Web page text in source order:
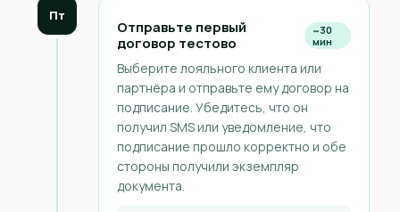
Пт
Отправьте первый
договор тестово
~30
мин
Выберите лояльного клиента или
партнёра и отправьте ему договор на
подписание. Убедитесь, что он
получил SMS или уведомление, что
подписание прошло корректно и обе
стороны получили экземпляр
документа.